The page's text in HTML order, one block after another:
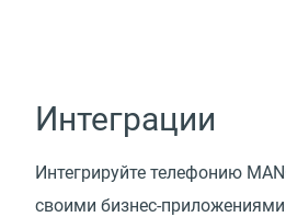
Интеграции
Интегрируйте телефонию
своими бизнес-